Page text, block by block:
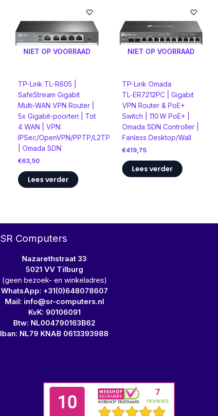
NIET OP VOORRAAD
TP-Link TL-R605 |
SafeStream Gigabit
Multi-WAN VPN Router |
5x Gigabit-poorten | Tot
4 WAN | VPN:
IPSec/OpenVPN/PPTP/L2TP
| Omada SDN
€63,50
Lees verder
NIET OP VOORRAAD
TP-Link Omada
TL‑ER7212PC | Gigabit
VPN Router & PoE+
Switch | 110 W PoE+ |
Omada SDN Controller |
Fanless Desktop/Wall
€419,75
Lees verder
SR Computers
Nazarethstraat 33
5021 VV Tilburg
(geen bezoek- en winkeladres)
WhatsApp: +31(0)648078607
Mail: info@sr-computers.nl
KvK: 90106091
Btw: NL004790163B62
Iban: NL79 KNAB 0613393988